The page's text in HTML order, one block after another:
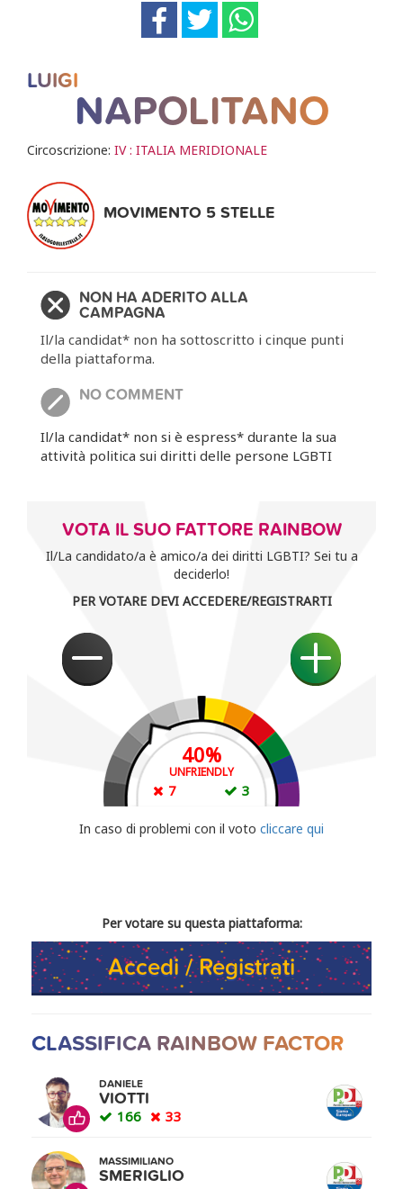
LUIGI
NAPOLITANO
Circoscrizione: IV : ITALIA MERIDIONALE
MOVIMENTO 5 STELLE
NON HA ADERITO ALLA
CAMPAGNA
Il/la candidat* non ha sottoscritto i cinque punti
della piattaforma.
NO COMMENT
Il/la candidat* non si è espress* durante la sua
attività politica sui diritti delle persone LGBTI
VOTA IL SUO FATTORE RAINBOW
Il/La candidato/a è amico/a dei diritti LGBTI? Sei tu a
deciderlo!
PER VOTARE DEVI ACCEDERE/REGISTRARTI
40%
UNFRIENDLY
7 3
CONDIVIDI IL TUO VOTO
In caso di problemi con il voto cliccare qui
Per votare su questa piattaforma:
Accedi / Registrati
CLASSIFICA RAINBOW FACTOR
DANIELE
VIOTTI
166 33
MASSIMILIANO
SMERIGLIO